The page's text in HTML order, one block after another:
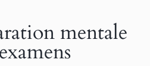
mentale